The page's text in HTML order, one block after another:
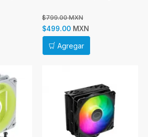
$799.00 MXN
$499.00 MXN
Agregar